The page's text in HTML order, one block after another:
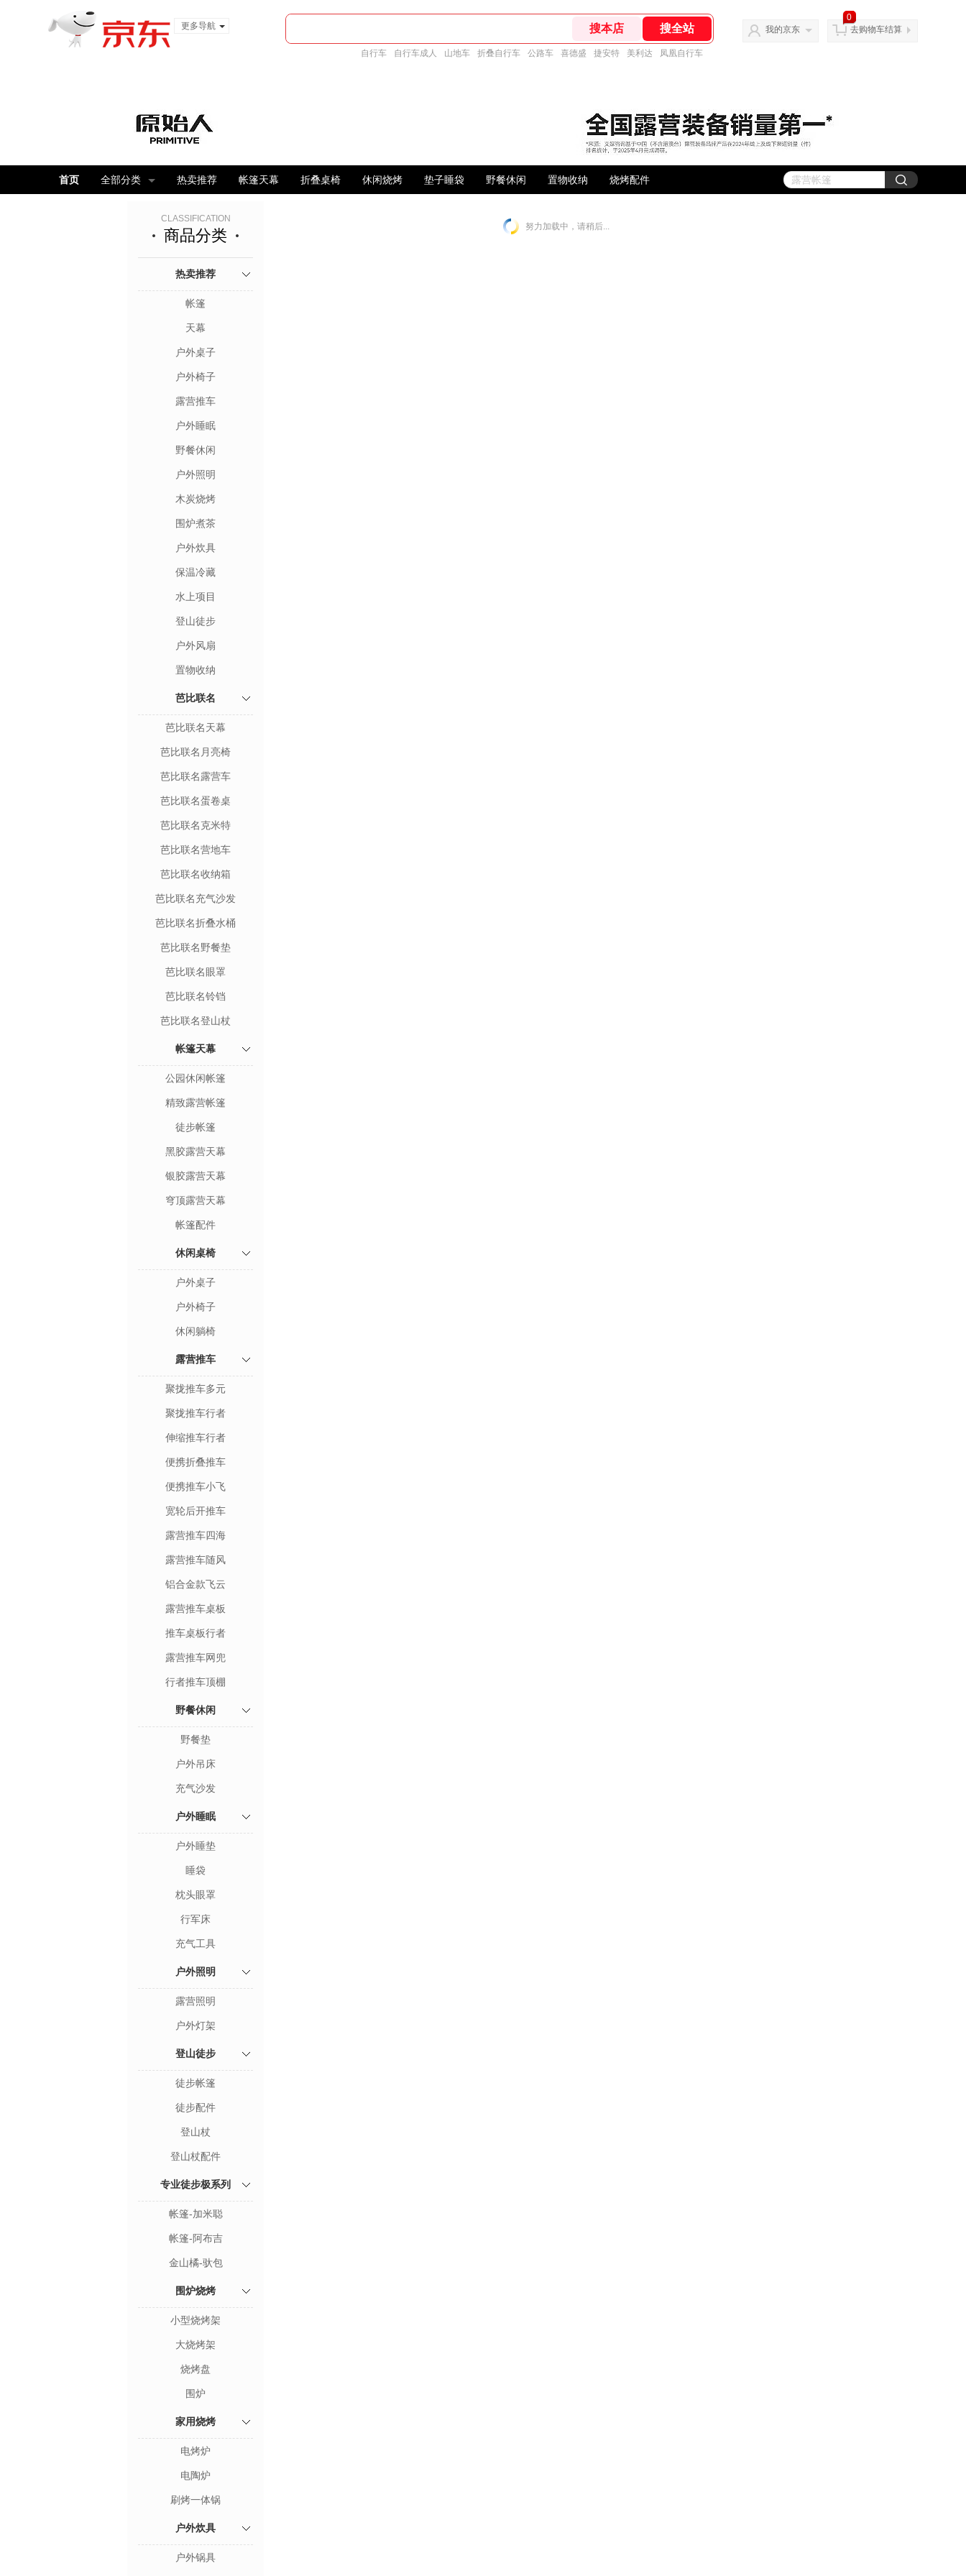
更多导航
自行车 自行车成人 山地车 折叠自行车 公路车 喜德盛 捷安特 美利达 凤凰自行车
我的京东
0
去购物车结算
首页 全部分类 热卖推荐 帐篷天幕 折叠桌椅 休闲烧烤 垫子睡袋 野餐休闲 置物收纳 烧烤配件
CLASSIFICATION
商品分类
热卖推荐
帐篷
天幕
户外桌子
户外椅子
露营推车
户外睡眠
野餐休闲
户外照明
木炭烧烤
围炉煮茶
户外炊具
保温冷藏
水上项目
登山徒步
户外风扇
置物收纳
芭比联名
芭比联名天幕
芭比联名月亮椅
芭比联名露营车
芭比联名蛋卷桌
芭比联名克米特
芭比联名营地车
芭比联名收纳箱
芭比联名充气沙发
芭比联名折叠水桶
芭比联名野餐垫
芭比联名眼罩
芭比联名铃铛
芭比联名登山杖
帐篷天幕
公园休闲帐篷
精致露营帐篷
徒步帐篷
黑胶露营天幕
银胶露营天幕
穹顶露营天幕
帐篷配件
休闲桌椅
户外桌子
户外椅子
休闲躺椅
露营推车
聚拢推车多元
聚拢推车行者
伸缩推车行者
便携折叠推车
便携推车小飞
宽轮后开推车
露营推车四海
露营推车随风
铝合金款飞云
露营推车桌板
推车桌板行者
露营推车网兜
行者推车顶棚
野餐休闲
野餐垫
户外吊床
充气沙发
户外睡眠
户外睡垫
睡袋
枕头眼罩
行军床
充气工具
户外照明
露营照明
户外灯架
登山徒步
徒步帐篷
徒步配件
登山杖
登山杖配件
专业徒步极系列
帐篷-加米聪
帐篷-阿布吉
金山橘-驮包
围炉烧烤
小型烧烤架
大烧烤架
烧烤盘
围炉
家用烧烤
电烤炉
电陶炉
刷烤一体锅
户外炊具
户外锅具
努力加载中，请稍后...